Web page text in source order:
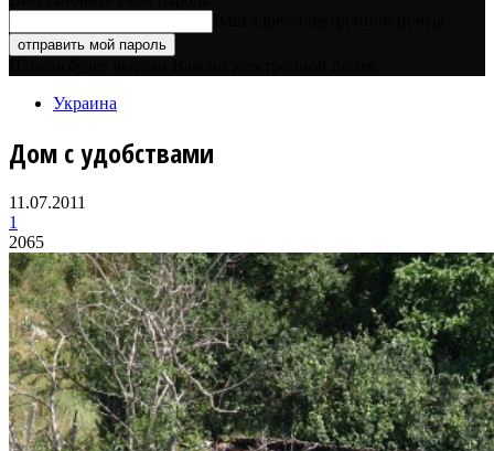
Украина
Дом с удобствами
11.07.2011
1
2065